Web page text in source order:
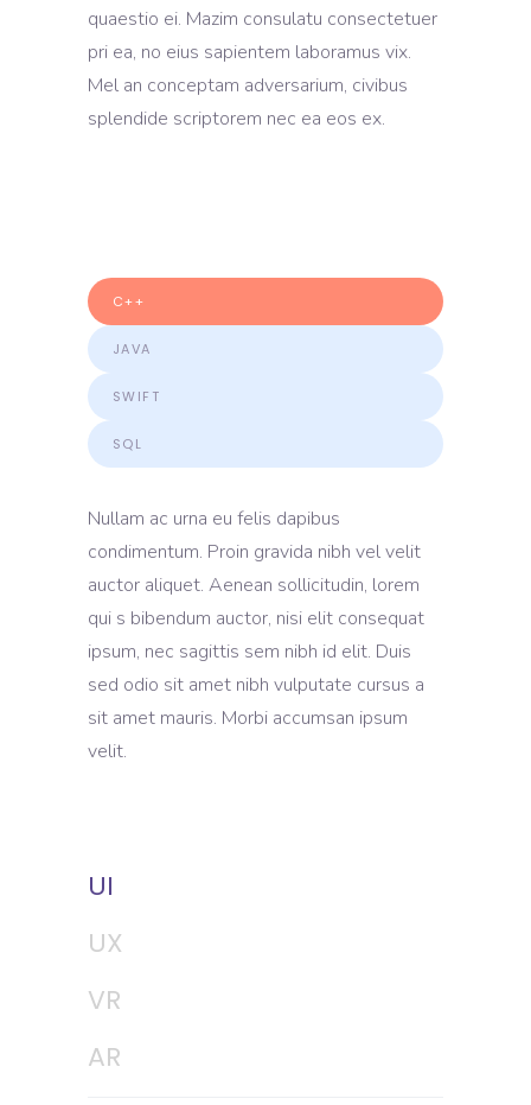
quaestio ei. Mazim consulatu consectetuer
pri ea, no eius sapientem laboramus vix.
Mel an conceptam adversarium, civibus
splendide scriptorem nec ea eos ex.
C++
JAVA
SWIFT
SQL
Nullam ac urna eu felis dapibus
condimentum. Proin gravida nibh vel velit
auctor aliquet. Aenean sollicitudin, lorem
qui s bibendum auctor, nisi elit consequat
ipsum, nec sagittis sem nibh id elit. Duis
sed odio sit amet nibh vulputate cursus a
sit amet mauris. Morbi accumsan ipsum
velit.
UI
UX
VR
AR